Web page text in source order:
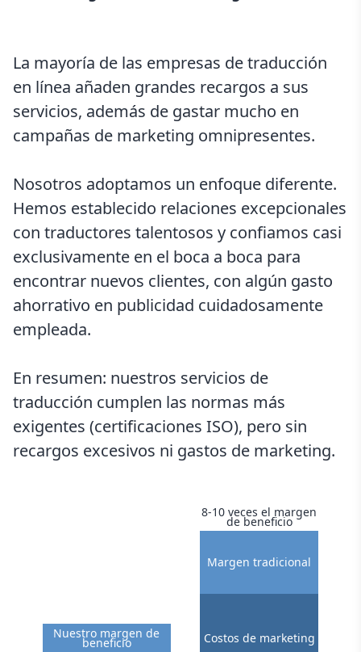
La mayoría de las empresas de traducción
en línea añaden grandes recargos a sus
servicios, además de gastar mucho en
campañas de marketing omnipresentes.
Nosotros adoptamos un enfoque diferente.
Hemos establecido relaciones excepcionales
con traductores talentosos y confiamos casi
exclusivamente en el boca a boca para
encontrar nuevos clientes, con algún gasto
ahorrativo en publicidad cuidadosamente
empleada.
En resumen: nuestros servicios de
traducción cumplen las normas más
exigentes (certificaciones ISO), pero sin
recargos excesivos ni gastos de marketing.
Nuestro margen de
beneficio Costos de marketing
Margen tradicional
8-10 veces el margen
de beneficio